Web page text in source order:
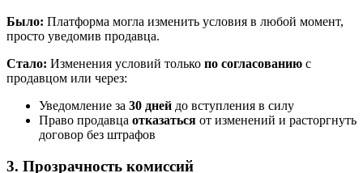
Было: Платформа могла изменить условия в любой момент,
просто уведомив продавца.
Стало: Изменения условий только по согласованию с
продавцом или через:
Уведомление за 30 дней до вступления в силу
Право продавца отказаться от изменений и расторгнуть
договор без штрафов
3. Прозрачность комиссий